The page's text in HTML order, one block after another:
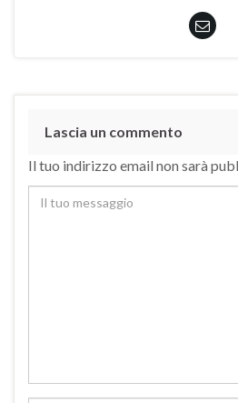
Lascia un commento
Il tuo indirizzo email non sarà